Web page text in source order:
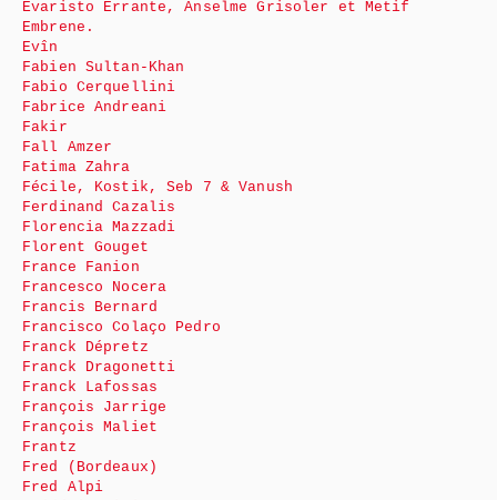
Evaristo Errante, Anselme Grisoler et Metif
Embrene.
Evîn
Fabien Sultan-Khan
Fabio Cerquellini
Fabrice Andreani
Fakir
Fall Amzer
Fatima Zahra
Fécile, Kostik, Seb 7 & Vanush
Ferdinand Cazalis
Florencia Mazzadi
Florent Gouget
France Fanion
Francesco Nocera
Francis Bernard
Francisco Colaço Pedro
Franck Dépretz
Franck Dragonetti
Franck Lafossas
François Jarrige
François Maliet
Frantz
Fred (Bordeaux)
Fred Alpi